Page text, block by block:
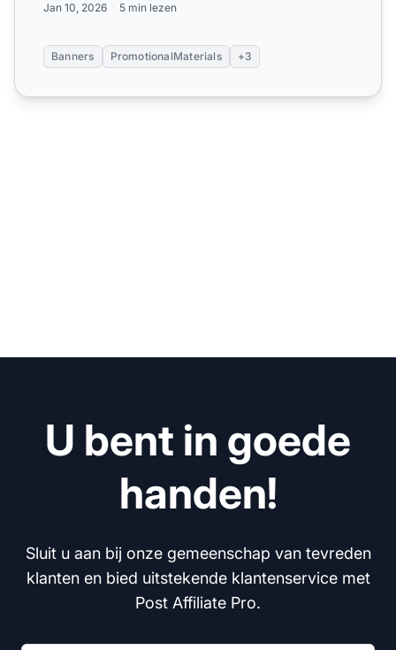
Jan 10, 2026 5 min lezen
Banners PromotionalMaterials +3
U bent in goede
handen!
Sluit u aan bij onze gemeenschap van tevreden
klanten en bied uitstekende klantenservice met
Post Affiliate Pro.